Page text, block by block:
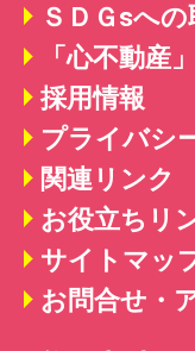
ＳＤＧsへ
「心不動産
採用情報
プライバシ
関連リンク
お役立ちリ
サイトマッ
お問合せ・